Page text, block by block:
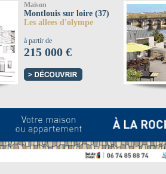
Maison
Montlouis sur loire (37)
Les allees d'olympe
à partir de
215 000 €